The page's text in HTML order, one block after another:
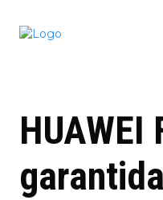
garantida